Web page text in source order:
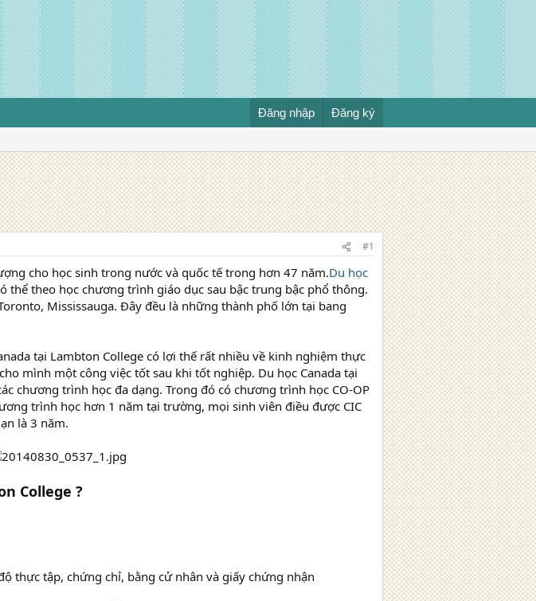
Đăng nhập Đăng ký
#1
cho học sinh trong nước và quốc tế trong hơn 47 năm.Du học
thể theo học chương trình giáo dục sau bậc trung bậc phổ thông.
Mississauga. Đây đều là những thành phố lớn tại bang
tại Lambton College có lợi thế rất nhiều về kinh nghiệm thực
mình một công việc tốt sau khi tốt nghiệp. Du học Canada tại
chương trình học đa dạng. Trong đó có chương trình học CO-OP
trình học hơn 1 năm tại trường, mọi sinh viên điều được CIC
là 3 năm.
College ?
thực tập, chứng chỉ, bằng cử nhân và giấy chứng nhận